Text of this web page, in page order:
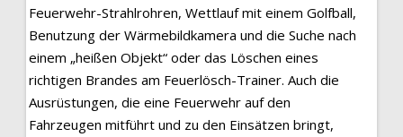
Feuerwehr-Strahlrohren, Wettlauf mit einem Golfball,
Benutzung der Wärmebildkamera und die Suche nach
einem „heißen Objekt“ oder das Löschen eines
richtigen Brandes am Feuerlösch-Trainer. Auch die
Ausrüstungen, die eine Feuerwehr auf den
Fahrzeugen mitführt und zu den Einsätzen bringt,